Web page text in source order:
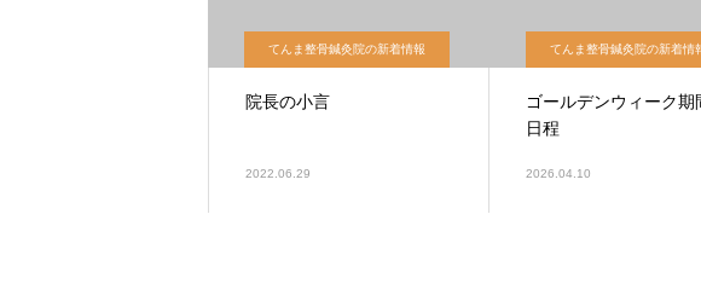
てんま整骨鍼灸院の新着情報
院長の小言
2022.06.29
てんま整骨鍼灸院の新着情
ゴールデンウィーク期
日程
2026.04.10